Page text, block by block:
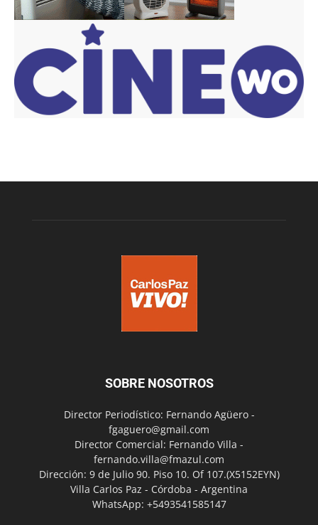
SOBRE NOSOTROS
Director Periodístico: Fernando Agüero -
fgaguero@gmail.com
Director Comercial: Fernando Villa -
fernando.villa@fmazul.com
Dirección: 9 de Julio 90. Piso 10. Of 107.(X5152EYN)
Villa Carlos Paz - Córdoba - Argentina
WhatsApp: +5493541585147